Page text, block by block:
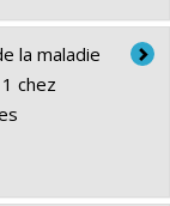
la maladie
chez